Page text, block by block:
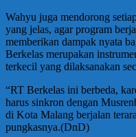
Wahyu juga mendorong
yang jelas, agar program
memberikan dampak nyata
Berkelas merupakan
terkecil yang dilaksanakan
“RT Berkelas ini berbeda,
harus sinkron dengan
di Kota Malang berjalan
pungkasnya.(DnD)